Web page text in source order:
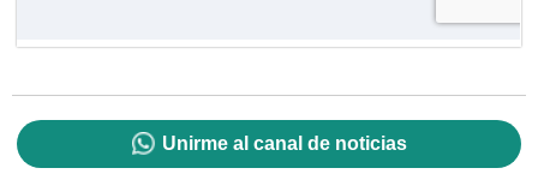
Unirme al canal de noticias